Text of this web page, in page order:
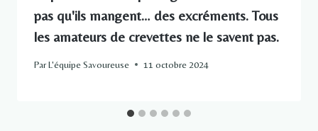
pas qu'ils mangent… des excréments. Tous
les amateurs de crevettes ne le savent pas.
ParL'équipe Savoureuse 11 octobre 2024